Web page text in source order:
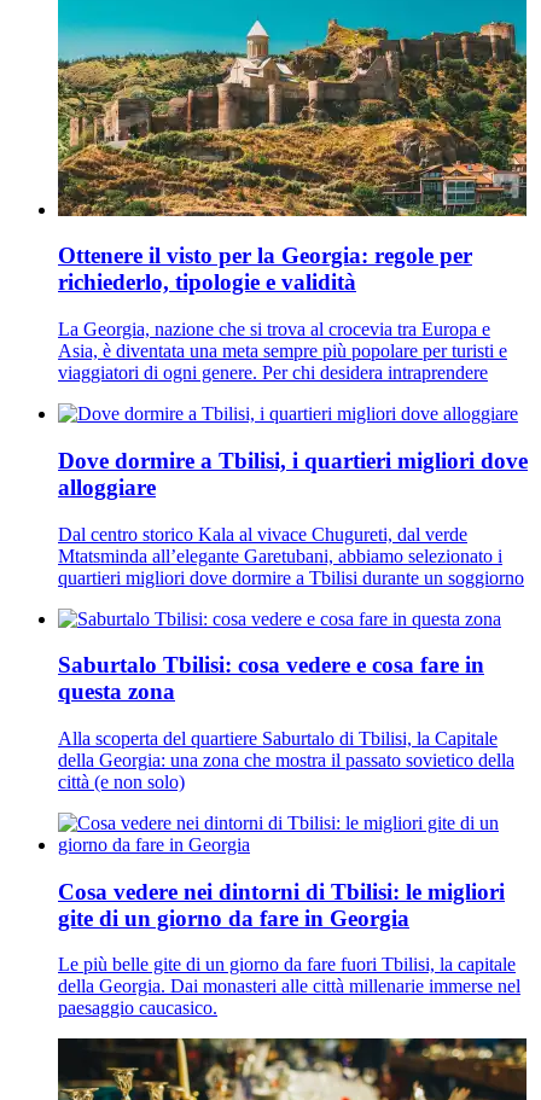
Ottenere il visto per la Georgia: regole per
richiederlo, tipologie e validità
La Georgia, nazione che si trova al crocevia tra Europa e
Asia, è diventata una meta sempre più popolare per turisti e
viaggiatori di ogni genere. Per chi desidera intraprendere
Dove dormire a Tbilisi, i quartieri migliori dove
alloggiare
Dal centro storico Kala al vivace Chugureti, dal verde
Mtatsminda all’elegante Garetubani, abbiamo selezionato i
quartieri migliori dove dormire a Tbilisi durante un soggiorno
Saburtalo Tbilisi: cosa vedere e cosa fare in
questa zona
Alla scoperta del quartiere Saburtalo di Tbilisi, la Capitale
della Georgia: una zona che mostra il passato sovietico della
città (e non solo)
Cosa vedere nei dintorni di Tbilisi: le migliori
gite di un giorno da fare in Georgia
Le più belle gite di un giorno da fare fuori Tbilisi, la capitale
della Georgia. Dai monasteri alle città millenarie immerse nel
paesaggio caucasico.